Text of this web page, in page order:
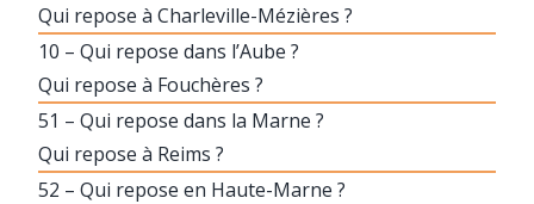
Qui repose à Charleville-Mézières ?
10 – Qui repose dans l’Aube ?
Qui repose à Fouchères ?
51 – Qui repose dans la Marne ?
Qui repose à Reims ?
52 – Qui repose en Haute-Marne ?